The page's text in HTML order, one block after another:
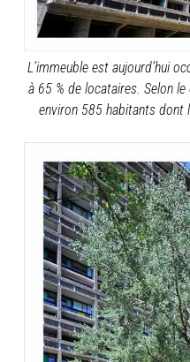
L’immeuble est aujourd’hui
à 65 % de locataires. Selon
environ 585 habitants dont